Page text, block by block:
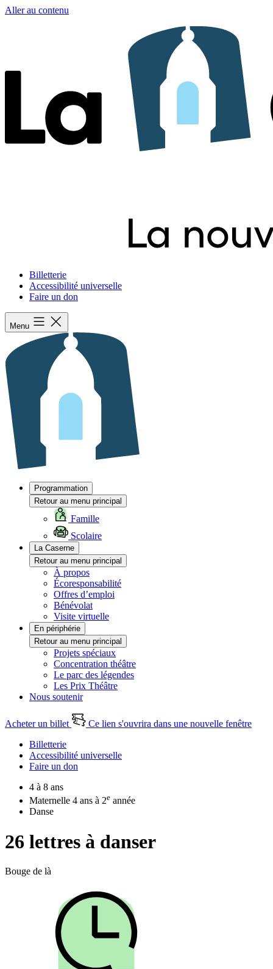
Aller au contenu
Billetterie
Accessibilité universelle
Faire un don
Menu
Programmation
Retour au menu principal
Famille
Scolaire
La Caserne
Retour au menu principal
À propos
Écoresponsabilité
Offres d’emploi
Bénévolat
Visite virtuelle
En périphérie
Retour au menu principal
Projets spéciaux
Concentration théâtre
Le parc des légendes
Les Prix Théâtre
Nous soutenir
Acheter un billet
Ce lien s'ouvrira dans une nouvelle fenêtre
Billetterie
Accessibilité universelle
Faire un don
4 à 8 ans
Maternelle 4 ans à 2e année
Danse
26 lettres à danser
Bouge de là